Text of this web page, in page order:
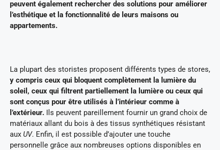
peuvent également rechercher des solutions pour améliorer
l’esthétique et la fonctionnalité de leurs maisons ou
appartements.
La plupart des storistes proposent différents types de stores,
y compris ceux qui bloquent complètement la lumière du
soleil, ceux qui filtrent partiellement la lumière ou ceux qui
sont conçus pour être utilisés à l’intérieur comme à
l’extérieur. Ils peuvent pareillement fournir un grand choix de
matériaux allant du bois à des tissus synthétiques résistant
aux UV. Enfin, il est possible d’ajouter une touche
personnelle grâce aux nombreuses options disponibles en